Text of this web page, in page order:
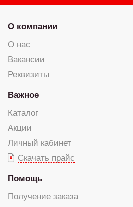
О компании
О нас
Вакансии
Реквизиты
Важное
Каталог
Акции
Личный кабинет
Скачать прайс
Помощь
Получение заказа